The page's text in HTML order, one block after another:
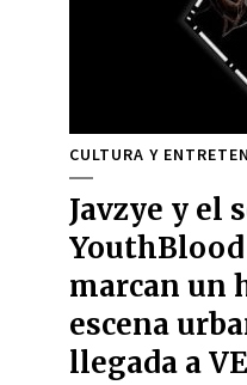
CULTURA Y
Javzye y el
YouthBlood
marcan un
escena
llegada a